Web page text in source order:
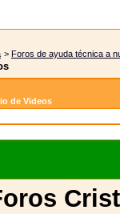
> Foros de ayuda técnica a
de Videos